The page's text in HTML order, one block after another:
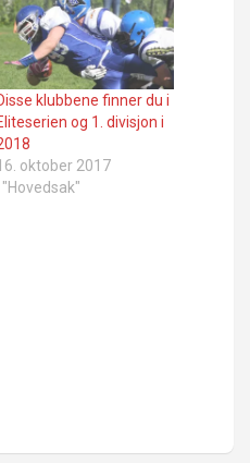
klubbene finner du i
og 1. divisjon i
oktober 2017
"Hovedsak"